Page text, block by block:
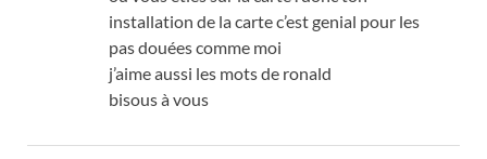
installation de la carte c’est genial pour les
pas douées comme moi
j’aime aussi les mots de ronald
bisous à vous